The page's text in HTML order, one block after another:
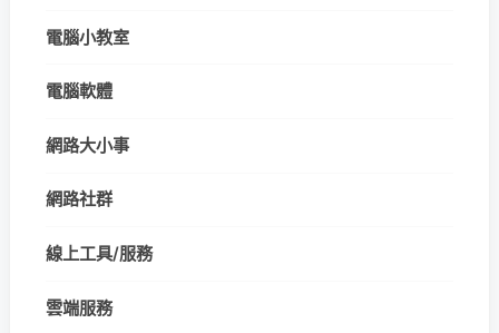
電腦小教室
電腦軟體
網路大小事
網路社群
線上工具/服務
雲端服務